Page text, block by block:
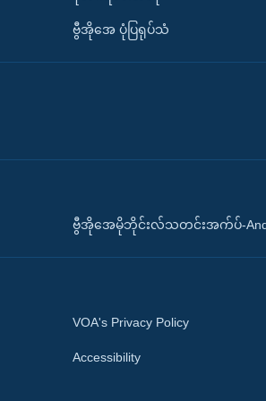
ဗွီအိုအေ ပုံပြရုပ်သံ
ဗွီအိုအေမိုဘိုင်းလ်သတင်းအက်ပ်-
VOA's Privacy Policy
Accessibility